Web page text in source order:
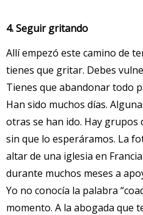
4. Seguir gritando
Allí empezó este camino de
tienes que gritar. Debes
Tienes que abandonar todo
Han sido muchos días.
otras se han ido. Hay grupos
sin que lo esperáramos. La
altar de una iglesia en
durante muchos meses a
Yo no conocía la palabra
momento. A la abogada que